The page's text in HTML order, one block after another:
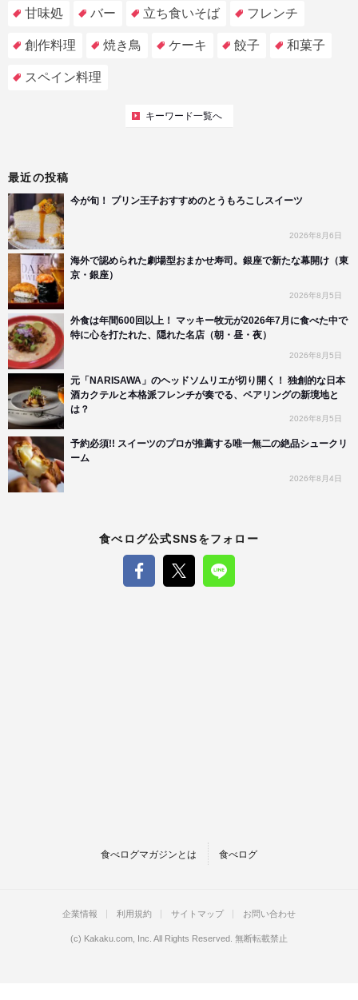
甘味処 バー 立ち食いそば フレンチ
創作料理 焼き鳥 ケーキ 餃子 和菓子
スペイン料理
キーワード一覧へ
最近の投稿
今が旬！ プリン王子おすすめのとうもろこしスイーツ
2026年8月6日
海外で認められた劇場型おまかせ寿司。銀座で新たな幕開け（東
京・銀座）
2026年8月5日
外食は年間600回以上！ マッキー牧元が2026年7月に食べた中で
特に心を打たれた、隠れた名店（朝・昼・夜）
2026年8月5日
元「NARISAWA」のヘッドソムリエが切り開く！ 独創的な日本
酒カクテルと本格派フレンチが奏でる、ペアリングの新境地と
は？
2026年8月5日
予約必須!! スイーツのプロが推薦する唯一無二の絶品シュークリ
ーム
2026年8月4日
食べログ公式SNSをフォロー
食べログマガジンとは 食べログ
企業情報 利用規約 サイトマップ お問い合わせ
(c) Kakaku.com, Inc. All Rights Reserved. 無断転載禁止